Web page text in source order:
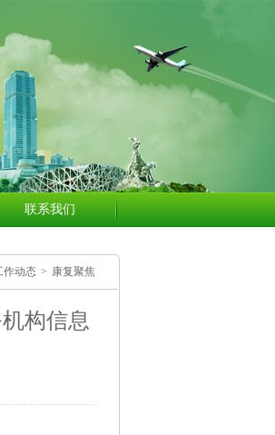
联系我们
作动态 > 康复聚焦
构信息